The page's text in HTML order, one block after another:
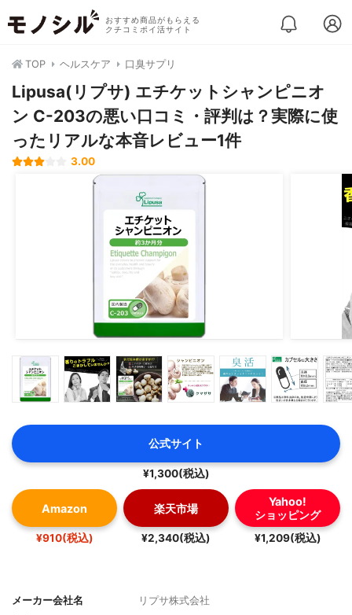
おすすめ商品がもらえる
クチコミポイ活サイト
TOP ヘルスケア 口臭サプリ
Lipusa(リプサ) エチケットシャンピニオ
ン C-203の悪い口コミ・評判は？実際に使
ったリアルな本音レビュー1件
3.00
公式サイト
¥1,300(税込)
Amazon
¥910(税込)
楽天市場
¥2,340(税込)
Yahoo!
ショッピング
¥1,209(税込)
メーカー会社名
リプサ株式会社